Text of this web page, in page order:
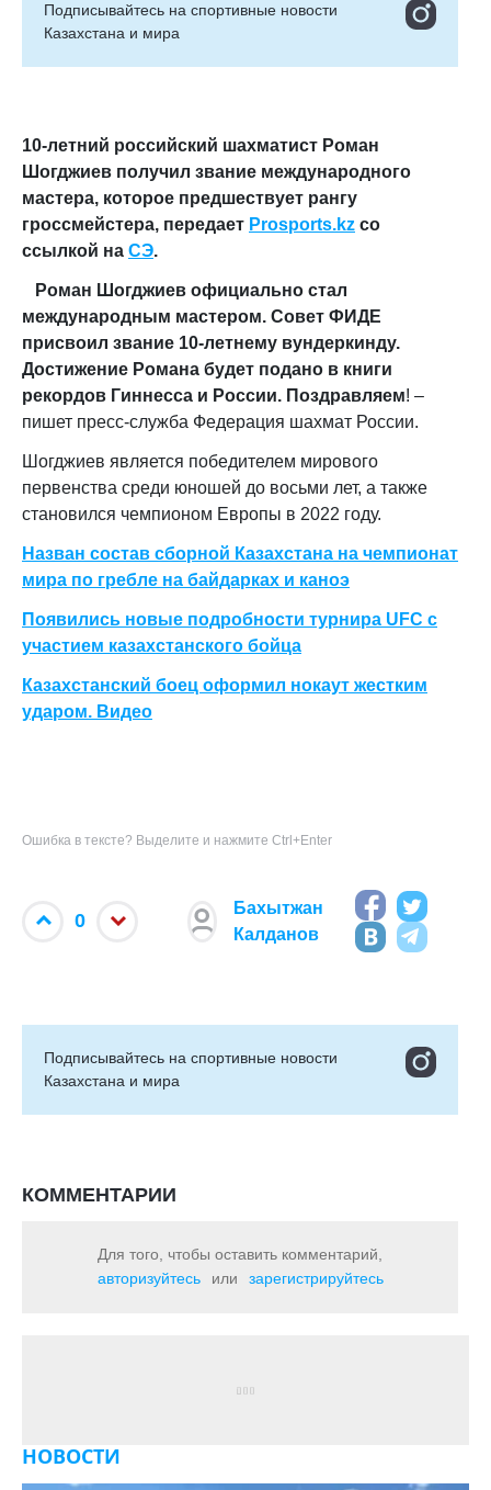
Подписывайтесь на cпортивные новости
Казахстана и мира
10-летний российский шахматист Роман
Шогджиев получил звание международного
мастера, которое предшествует рангу
гроссмейстера, передает Prosports.kz со
ссылкой на СЭ.
Роман Шогджиев официально стал
международным мастером. Совет ФИДЕ
присвоил звание 10-летнему вундеркинду.
Достижение Романа будет подано в книги
рекордов Гиннесса и России. Поздравляем! –
пишет пресс-служба Федерация шахмат России.
Шогджиев является победителем мирового
первенства среди юношей до восьми лет, а также
становился чемпионом Европы в 2022 году.
Назван состав сборной Казахстана на чемпионат
мира по гребле на байдарках и каноэ
Появились новые подробности турнира UFC с
участием казахстанского бойца
Казахстанский боец оформил нокаут жестким
ударом. Видео
Ошибка в тексте? Выделите и нажмите Ctrl+Enter
0
Бахытжан
Калданов
Подписывайтесь на cпортивные новости
Казахстана и мира
КОММЕНТАРИИ
Для того, чтобы оставить комментарий,
авторизуйтесь
или зарегистрируйтесь
НОВОСТИ